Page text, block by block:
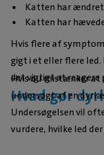
Katten har
Katten har
Hvis flere af
gigt i et eller flere
det vigtigt at reagere
Hvad gør
Hvis du mistænker at
undersøgt af en
Undersøgelsen vil
vurdere, hvilke led